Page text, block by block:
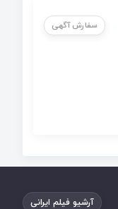
سفارش آگهی
آرشیو فیلم ایرانی